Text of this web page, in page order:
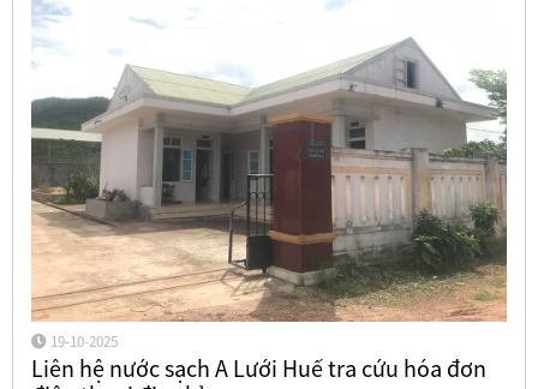
19-10-2025
Liên hệ nước sạch A Lưới Huế tra cứu hóa đơn